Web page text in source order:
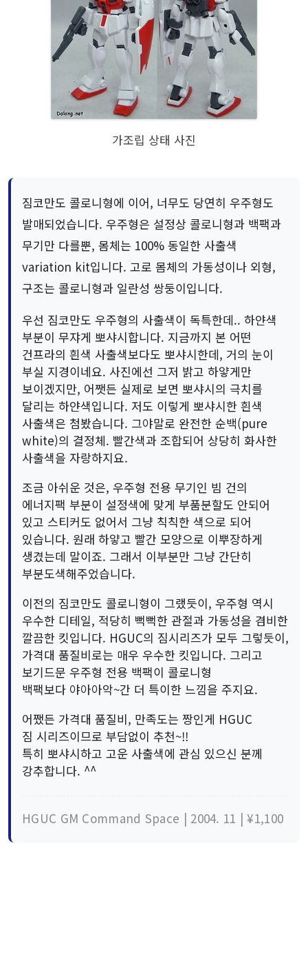
가조립 상태 사진
짐코만도 콜로니형에 이어, 너무도 당연히 우주형도
발매되었습니다. 우주형은 설정상 콜로니형과 백팩과
무기만 다를뿐, 몸체는 100% 동일한 사출색
variation kit입니다. 고로 몸체의 가동성이나 외형,
구조는 콜로니형과 일란성 쌍둥이입니다.
우선 짐코만도 우주형의 사출색이 독특한데.. 하얀색
부분이 무쟈게 뽀샤시합니다. 지금까지 본 어떤
건프라의 흰색 사출색보다도 뽀샤시한데, 거의 눈이
부실 지경이네요. 사진에선 그저 밝고 하얗게만
보이겠지만, 어쨋든 실제로 보면 뽀샤시의 극치를
달리는 하얀색입니다. 저도 이렇게 뽀샤시한 흰색
사출색은 첨봤습니다. 그야말로 완전한 순백(pure
white)의 결정체. 빨간색과 조합되어 상당히 화사한
사출색을 자랑하지요.
조금 아쉬운 것은, 우주형 전용 무기인 빔 건의
에너지팩 부분이 설정색에 맞게 부품분할도 안되어
있고 스티커도 없어서 그냥 칙칙한 색으로 되어
있습니다. 원래 하얗고 빨간 모양으로 이뿌장하게
생겼는데 말이죠. 그래서 이부분만 그냥 간단히
부분도색해주었습니다.
이전의 짐코만도 콜로니형이 그랬듯이, 우주형 역시
우수한 디테일, 적당히 뻑뻑한 관절과 가동성을 겸비한
깔끔한 킷입니다. HGUC의 짐시리즈가 모두 그렇듯이,
가격대 품질비로는 매우 우수한 킷입니다. 그리고
보기드문 우주형 전용 백팩이 콜로니형
백팩보다 야아아악~간 더 특이한 느낌을 주지요.
어쨌든 가격대 품질비, 만족도는 짱인게 HGUC
짐 시리즈이므로 부담없이 추천~!!
특히 뽀샤시하고 고운 사출색에 관심 있으신 분께
강추합니다. ^^
HGUC GM Command Space | 2004. 11 | ¥1,100